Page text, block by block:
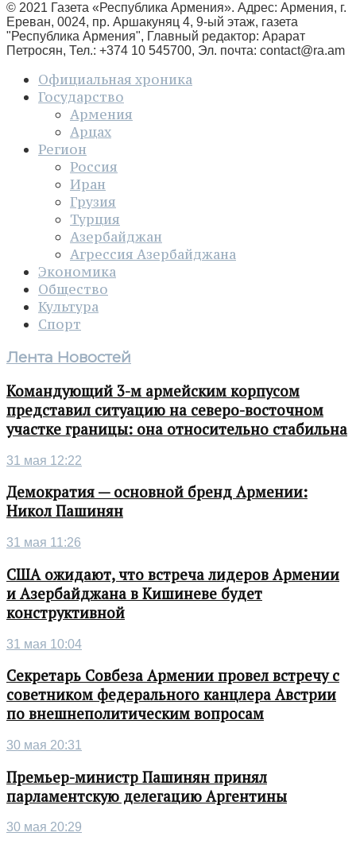
© 2021 Газета «Республика Армения». Адрес: Армения, г.
Ереван, 0024, пр. Аршакуняц 4, 9-ый этаж, газета
"Республика Армения", Главный редактор: Арарат
Петросян, Тел.: +374 10 545700, Эл. почта: contact@ra.am
Официальная хроника
Государство
Армения
Арцах
Регион
Россия
Иран
Грузия
Турция
Азербайджан
Агрессия Азербайджана
Экономика
Общество
Культура
Спорт
Лента Новостей
Командующий 3-м армейским корпусом
представил ситуацию на северо-восточном
участке границы: она относительно стабильна
31 мая 12:22
Демократия — основной бренд Армении:
Никол Пашинян
31 мая 11:26
США ожидают, что встреча лидеров Армении
и Азербайджана в Кишиневе будет
конструктивной
31 мая 10:04
Секретарь Совбеза Армении провел встречу с
советником федерального канцлера Австрии
по внешнеполитическим вопросам
30 мая 20:31
Премьер-министр Пашинян принял
парламентскую делегацию Аргентины
30 мая 20:29